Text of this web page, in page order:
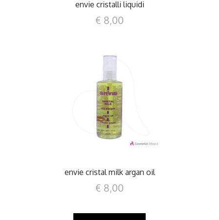
envie cristalli liquidi
€ 8,00
DETTAGLI
envie cristal milk argan oil
€ 8,00